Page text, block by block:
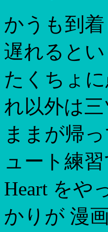
かうも到
遅れると
たくちょ
れ以外は三
ままが帰
ュート練
Heart をや
かりが 漫